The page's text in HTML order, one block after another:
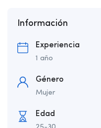
Información
Experiencia
1 año
Género
Mujer
Edad